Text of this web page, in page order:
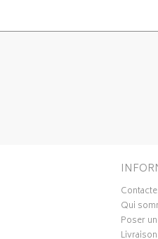
Qui
Poser
Livraison